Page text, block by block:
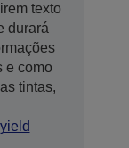
texto
durará
e como
tintas,